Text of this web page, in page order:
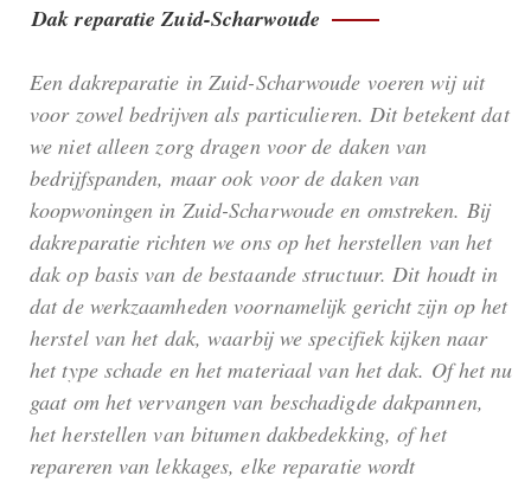
Dak reparatie Zuid-Scharwoude
Een dakreparatie in Zuid-Scharwoude voeren wij uit
voor zowel bedrijven als particulieren. Dit betekent dat
we niet alleen zorg dragen voor de daken van
bedrijfspanden, maar ook voor de daken van
koopwoningen in Zuid-Scharwoude en omstreken. Bij
dakreparatie richten we ons op het herstellen van het
dak op basis van de bestaande structuur. Dit houdt in
dat de werkzaamheden voornamelijk gericht zijn op het
herstel van het dak, waarbij we specifiek kijken naar
het type schade en het materiaal van het dak. Of het nu
gaat om het vervangen van beschadigde dakpannen,
het herstellen van bitumen dakbedekking, of het
repareren van lekkages, elke reparatie wordt